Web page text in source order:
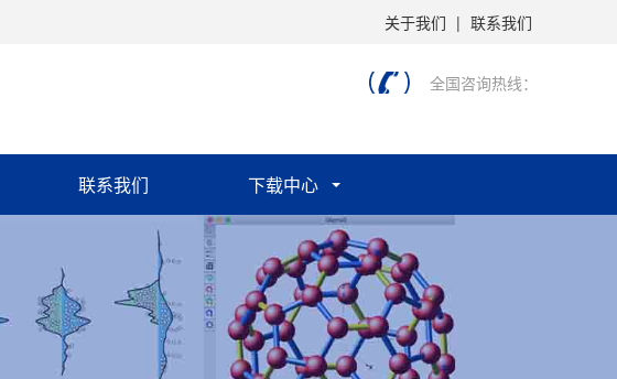
关于我们 | 联系我们
全国咨询热线：
联系我们 下载中心